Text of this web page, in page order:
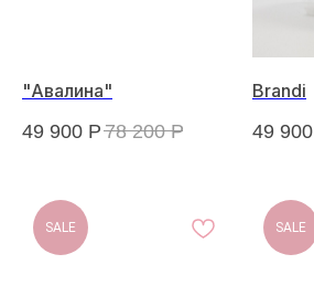
"Авалина"
49 900 Р 78 200 Р
Brandi
49 900
SALE SALE